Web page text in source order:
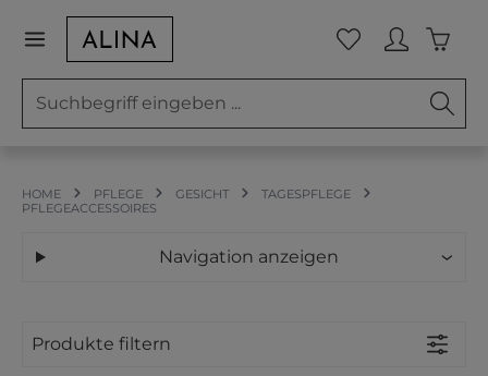
Zum Hauptinhalt springen Du hast 0
HOME PFLEGE GESICHT
TAGESPFLEGE
PFLEGEACCESSOIRES
Navigation anzeigen
Produkte filtern